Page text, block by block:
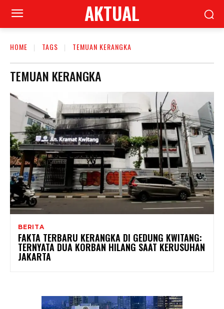
AKTUAL
HOME TAGS TEMUAN KERANGKA
TEMUAN KERANGKA
BERITA
FAKTA TERBARU KERANGKA DI GEDUNG KWITANG:
TERNYATA DUA KORBAN HILANG SAAT KERUSUHAN
JAKARTA